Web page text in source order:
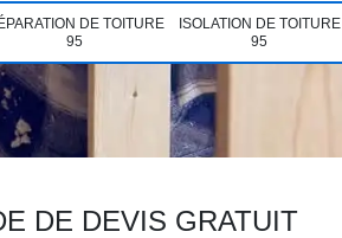
DE TOITURE
95
ISOLATION DE TOITURE
95
DE DEVIS GRATUIT